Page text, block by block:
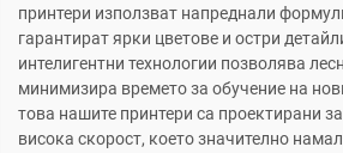
принтери използват напреднали
гарантират ярки цветове и остри
интелигентни технологии позволява
минимизира времето за обучение на
това нашите принтери са проектирани
висока скорост, което значително